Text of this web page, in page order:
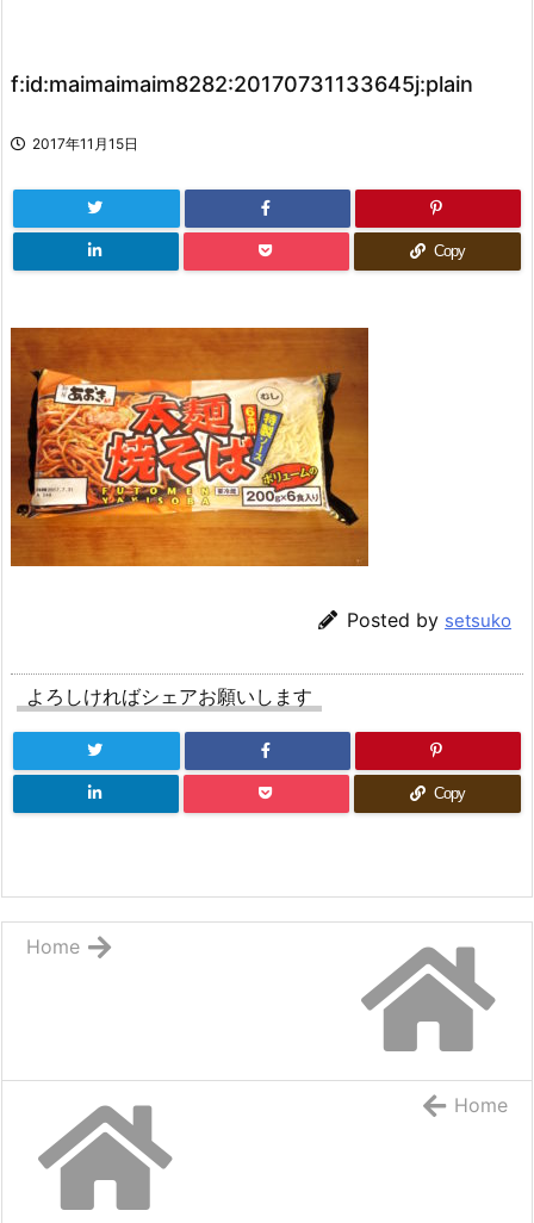
f:id:maimaimaim8282:20170731133645j:plain
2017年11月15日
Copy
Posted by setsuko
よろしければシェアお願いします
Copy
Home
Home